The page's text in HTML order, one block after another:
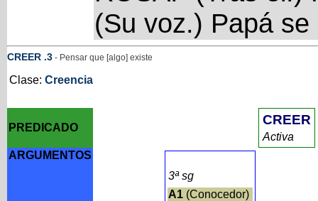
(Su voz.) Papá
CREER .3- Pensar que [algo] existe
Clase: Creencia
PREDICADO
CREER
Activa
ARGUMENTOS
3ª sg
A1(Conocedor)